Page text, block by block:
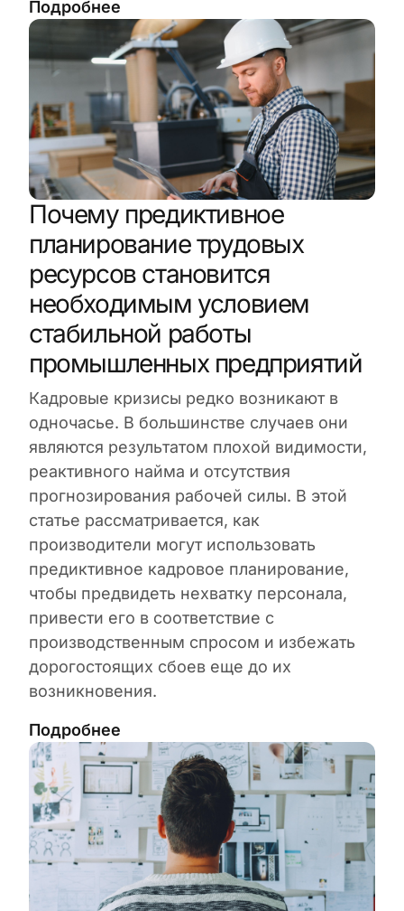
Подробнее
Почему предиктивное
планирование трудовых
ресурсов становится
необходимым условием
стабильной работы
промышленных предприятий
Кадровые кризисы редко возникают в
одночасье. В большинстве случаев они
являются результатом плохой видимости,
реактивного найма и отсутствия
прогнозирования рабочей силы. В этой
статье рассматривается, как
производители могут использовать
предиктивное кадровое планирование,
чтобы предвидеть нехватку персонала,
привести его в соответствие с
производственным спросом и избежать
дорогостоящих сбоев еще до их
возникновения.
Подробнее